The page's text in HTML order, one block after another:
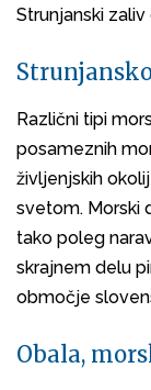
Strunjanski
Različni tipi
posameznih
življenjskih
svetom. Morski
tako poleg
skrajnem delu
območje
Obala,